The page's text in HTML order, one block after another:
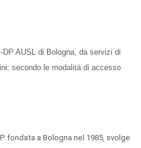
AUSL di Bologna, da servizi di
secondo le modalità di accesso
fondata a Bologna nel 1985, svolge